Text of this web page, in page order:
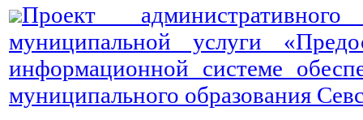
Проект
муниципальной услуги
информационной системе
муниципального образования